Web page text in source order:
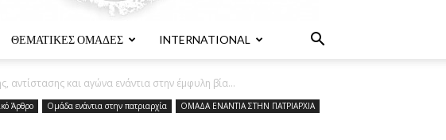
ΘΕΜΑΤΙΚΕΣ ΟΜΑΔΕΣ INTERNATIONAL
αντίστασης και αγώνα ενάντια στην έμφυλη βία...
Άρθρο Ομάδα ενάντια στην πατριαρχία
ΟΜΑΔΑ ΕΝΑΝΤΙΑ ΣΤΗΝ ΠΑΤΡΙΑΡΧΙΑ